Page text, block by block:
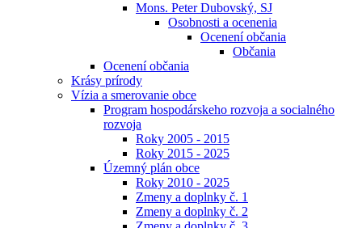
Mons. Peter Dubovský, SJ
Osobnosti a ocenenia
Ocenení občania
Občania
Ocenení občania
Krásy prírody
Vízia a smerovanie obce
Program hospodárskeho rozvoja a socialného
rozvoja
Roky 2005 - 2015
Roky 2015 - 2025
Územný plán obce
Roky 2010 - 2025
Zmeny a doplnky č. 1
Zmeny a doplnky č. 2